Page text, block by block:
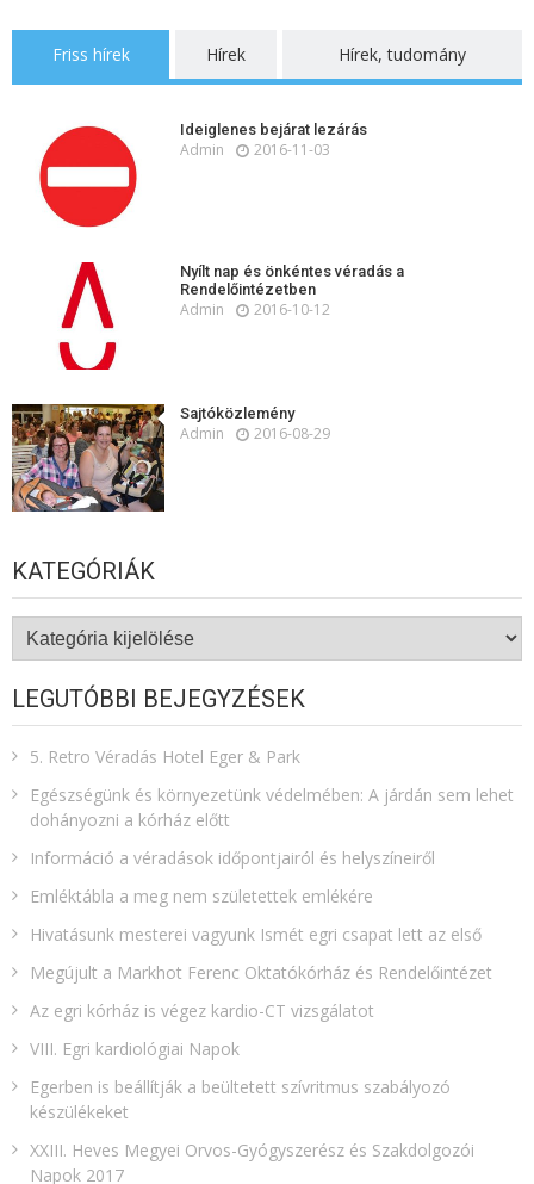
Friss hírek Hírek Hírek, tudomány
Ideiglenes bejárat lezárás
Admin 2016-11-03
Nyílt nap és önkéntes véradás a
Rendelőintézetben
Admin 2016-10-12
Sajtóközlemény
Admin 2016-08-29
KATEGÓRIÁK
Kategóriák
LEGUTÓBBI BEJEGYZÉSEK
5. Retro Véradás Hotel Eger & Park
Egészségünk és környezetünk védelmében: A járdán sem lehet
dohányozni a kórház előtt
Információ a véradások időpontjairól és helyszíneiről
Emléktábla a meg nem születettek emlékére​
Hivatásunk mesterei vagyunk Ismét egri csapat lett az első
Megújult a Markhot Ferenc Oktatókórház és Rendelőintézet
Az egri kórház is végez kardio-CT vizsgálatot
VIII. Egri kardiológiai Napok
Egerben is beállítják a beültetett szívritmus szabályozó
készülékeket
XXIII. Heves Megyei Orvos-Gyógyszerész és Szakdolgozói
Napok 2017